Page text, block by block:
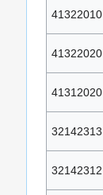
41322010
41322020
41312020
32142313
32142312